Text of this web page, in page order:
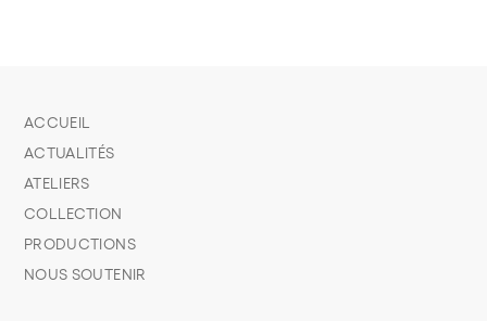
ACCUEIL
ACTUALITÉS
ATELIERS
COLLECTION
PRODUCTIONS
NOUS SOUTENIR